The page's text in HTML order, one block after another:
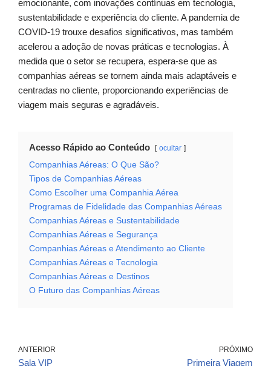
emocionante, com inovações contínuas em tecnologia,
sustentabilidade e experiência do cliente. A pandemia de
COVID-19 trouxe desafios significativos, mas também
acelerou a adoção de novas práticas e tecnologias. À
medida que o setor se recupera, espera-se que as
companhias aéreas se tornem ainda mais adaptáveis e
centradas no cliente, proporcionando experiências de
viagem mais seguras e agradáveis.
Acesso Rápido ao Conteúdo ocultar
Companhias Aéreas: O Que São?
Tipos de Companhias Aéreas
Como Escolher uma Companhia Aérea
Programas de Fidelidade das Companhias Aéreas
Companhias Aéreas e Sustentabilidade
Companhias Aéreas e Segurança
Companhias Aéreas e Atendimento ao Cliente
Companhias Aéreas e Tecnologia
Companhias Aéreas e Destinos
O Futuro das Companhias Aéreas
ANTERIOR
Sala VIP
PRÓXIMO
Primeira Viagem